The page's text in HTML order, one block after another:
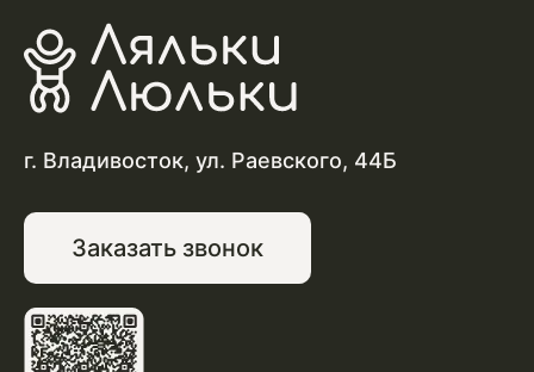
г. Владивосток, ул. Раевского, 44Б
Заказать звонок